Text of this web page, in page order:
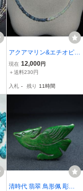
アクアマリン&エチオピア
オパール ロンデル ネ
ックレス 4mm 40cm AO
現在 12,000円
＋送料230円
入札 - 残り 11時間
清時代 翡翠 鳥形佩 彫刻